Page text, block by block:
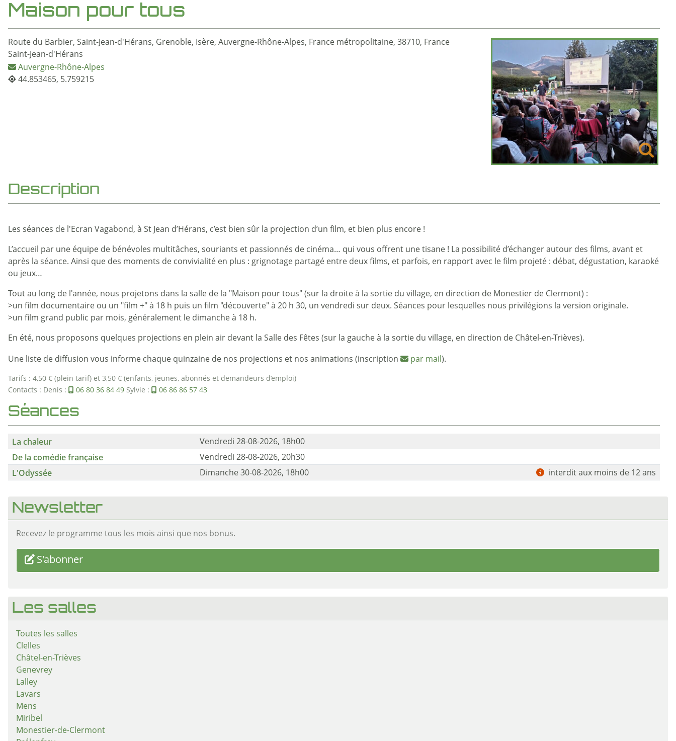
Maison pour tous
Route du Barbier, Saint-Jean-d'Hérans, Grenoble, Isère, Auvergne-Rhône-Alpes, France métropolitaine, 38710, France
Saint-Jean-d'Hérans
Auvergne-Rhône-Alpes
44.853465, 5.759215
Description
Les séances de l'Ecran Vagabond, à St Jean d’Hérans, c’est bien sûr la projection d’un film, et bien plus encore !
L’accueil par une équipe de bénévoles multitâches, souriants et passionnés de cinéma… qui vous offrent une tisane ! La possibilité d’échanger autour des films, avant et
après la séance. Ainsi que des moments de convivialité en plus : grignotage partagé entre deux films, et parfois, en rapport avec le film projeté : débat, dégustation, karaoké
ou jeux…
Tout au long de l'année, nous projetons dans la salle de la "Maison pour tous" (sur la droite à la sortie du village, en direction de Monestier de Clermont) :
>un film documentaire ou un "film +" à 18 h puis un film "découverte" à 20 h 30, un vendredi sur deux. Séances pour lesquelles nous privilégions la version originale.
>un film grand public par mois, généralement le dimanche à 18 h.
En été, nous proposons quelques projections en plein air devant la Salle des Fêtes (sur la gauche à la sortie du village, en direction de Châtel-en-Trièves).
Une liste de diffusion vous informe chaque quinzaine de nos projections et nos animations (inscription par mail).
Tarifs : 4,50 € (plein tarif) et 3,50 € (enfants, jeunes, abonnés et demandeurs d’emploi)
Contacts : Denis :
06 80 36 84 49 Sylvie : 06 86 86 57 43
Séances
La chaleur Vendredi 28-08-2026, 18h00
De la comédie française Vendredi 28-08-2026, 20h30
L'Odyssée Dimanche 30-08-2026, 18h00 interdit aux moins de 12 ans
Newsletter
Recevez le programme tous les mois ainsi que nos bonus.
S'abonner
Les salles
Toutes les salles
Clelles
Châtel-en-Trièves
Genevrey
Lalley
Lavars
Mens
Miribel
Monestier-de-Clermont